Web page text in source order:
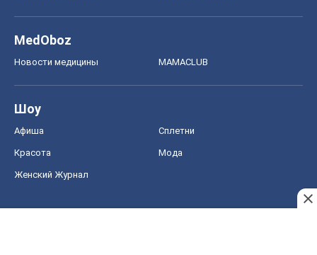
MedOboz
Новости медицины MAMACLUB
Шоу
Афиша Сплетни
Красота Мода
Женский Журнал